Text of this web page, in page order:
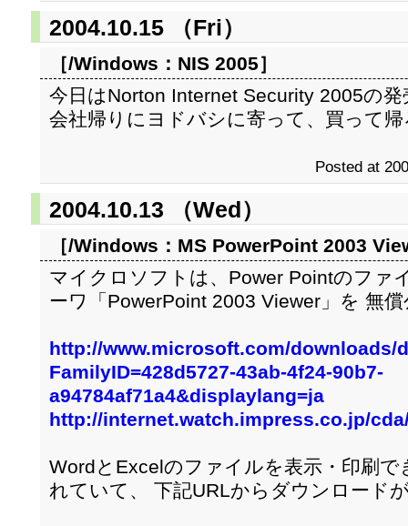
2004.10.15 （Fri）
［/Windows： NIS 2005］
今日はNorton Internet Security 2005の発
会社帰りにヨドバシに寄って、買って
Posted at
2004.10.13 （Wed）
［/Windows： MS PowerPoint 2003
マイクロソフトは、Power Pointのファ
ーワ「PowerPoint 2003 Viewer」を 無
http://www.microsoft.com/downloads/
FamilyID=428d5727-43ab-4f24-90b7-
a94784af71a4&displaylang=ja
http://internet.watch.impress.co.jp/
WordとExcelのファイルを表示・印刷
れていて、 下記URLからダウンロード